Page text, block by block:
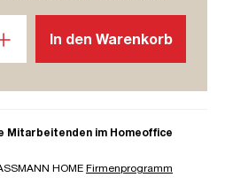
In den Warenkorb
Mitarbeitenden im Homeoffice
HOME Firmenprogramm